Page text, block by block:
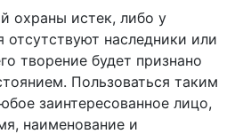
охраны истек, либо у
отсутствуют наследники или
творение будет признано
Пользоваться таким
заинтересованное лицо,
наименование и